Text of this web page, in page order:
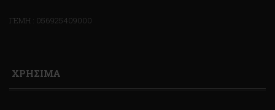
ΓΕΜΗ : 056925409000
ΧΡΗΣΙΜΑ